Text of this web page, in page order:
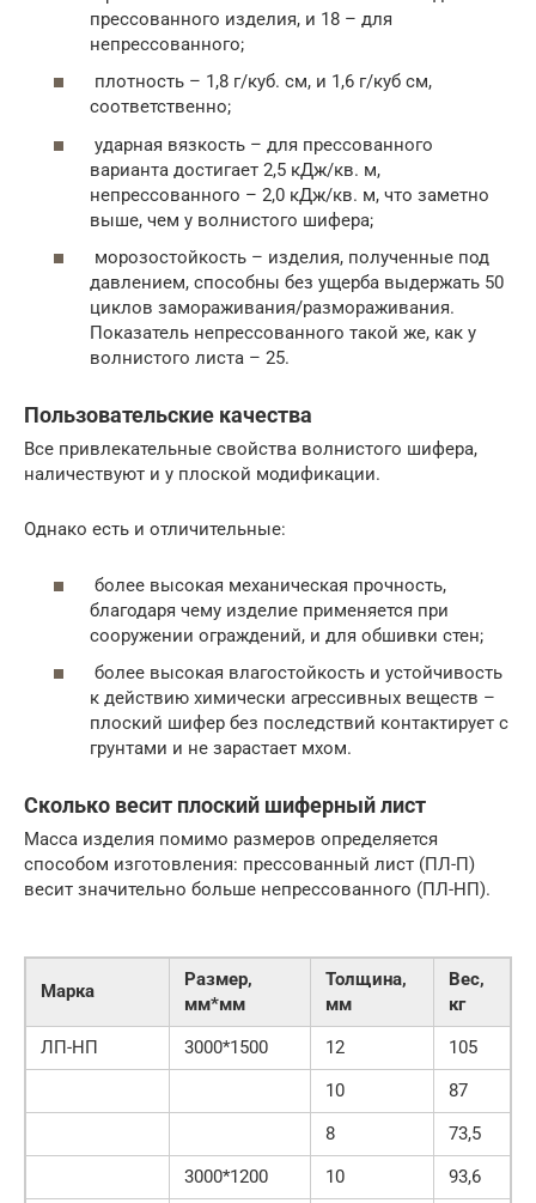
прессованного изделия, и 18 – для
непрессованного;
плотность – 1,8 г/куб. см, и 1,6 г/куб см,
соответственно;
ударная вязкость – для прессованного
варианта достигает 2,5 кДж/кв. м,
непрессованного – 2,0 кДж/кв. м, что заметно
выше, чем у волнистого шифера;
морозостойкость – изделия, полученные под
давлением, способны без ущерба выдержать 50
циклов замораживания/размораживания.
Показатель непрессованного такой же, как у
волнистого листа – 25.
Пользовательские качества
Все привлекательные свойства волнистого шифера,
наличествуют и у плоской модификации.
Однако есть и отличительные:
более высокая механическая прочность,
благодаря чему изделие применяется при
сооружении ограждений, и для обшивки стен;
более высокая влагостойкость и устойчивость
к действию химически агрессивных веществ –
плоский шифер без последствий контактирует с
грунтами и не зарастает мхом.
Сколько весит плоский шиферный лист
Масса изделия помимо размеров определяется
способом изготовления: прессованный лист (ПЛ-П)
весит значительно больше непрессованного (ПЛ-НП).
Марка
Размер,
мм*мм
Толщина,
мм
Вес,
кг
ЛП-НП
3000*1500 12
105
10
87
8
73,5
3000*1200
10
93,6